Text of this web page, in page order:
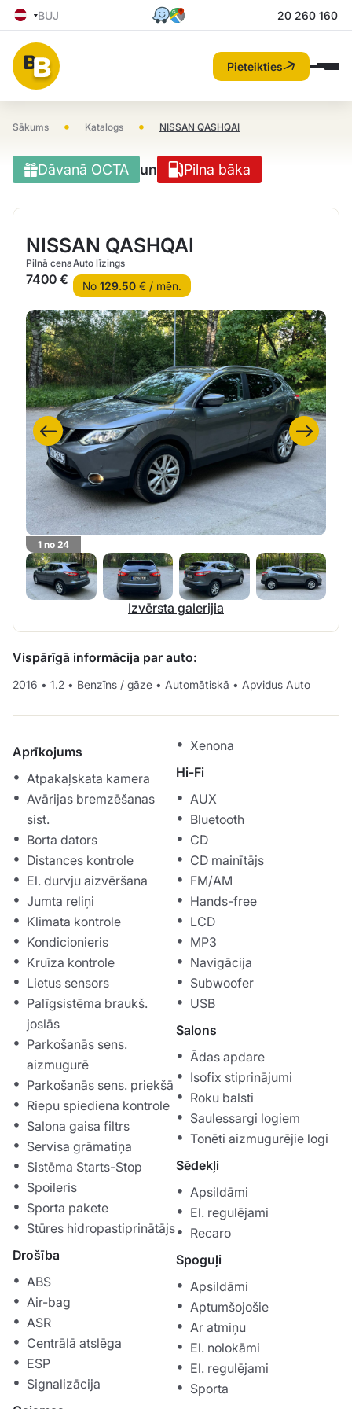
BUJ 20 260 160
Pieteikties
Sākums • Katalogs • NISSAN QASHQAI
Dāvanā OCTA un Pilna bāka
NISSAN QASHQAI
Pilnā cena
7400 €
Auto līzings
No 129.50€ / mēn.
1 no 24
Izvērsta galerijia
Vispārīgā informācija par auto:
2016 • 1.2 • Benzīns / gāze • Automātiskā • Apvidus Auto
Aprīkojums
Atpakaļskata kamera
Avārijas bremzēšanas
sist.
Borta dators
Distances kontrole
El. durvju aizvēršana
Jumta reliņi
Klimata kontrole
Kondicionieris
Kruīza kontrole
Lietus sensors
Palīgsistēma braukš.
joslās
Parkošanās sens.
aizmugurē
Parkošanās sens. priekšā
Riepu spiediena kontrole
Salona gaisa filtrs
Servisa grāmatiņa
Sistēma Starts-Stop
Spoileris
Sporta pakete
Stūres hidropastiprinātājs
Drošība
ABS
Air-bag
ASR
Centrālā atslēga
ESP
Signalizācija
Xenona
Hi-Fi
AUX
Bluetooth
CD
CD mainītājs
FM/AM
Hands-free
LCD
MP3
Navigācija
Subwoofer
USB
Salons
Ādas apdare
Isofix stiprinājumi
Roku balsti
Saulessargi logiem
Tonēti aizmugurējie logi
Sēdekļi
Apsildāmi
El. regulējami
Recaro
Spoguļi
Apsildāmi
Aptumšojošie
Ar atmiņu
El. nolokāmi
El. regulējami
Sporta